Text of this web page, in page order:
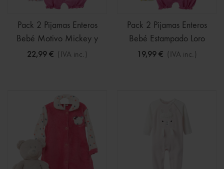
Pack 2 Pijamas Enteros
Bebé Motivo Mickey y
Minnie
22,99 € (IVA inc.)
Pack 2 Pijamas Enteros
Bebé Estampado Loro
19,99 € (IVA inc.)